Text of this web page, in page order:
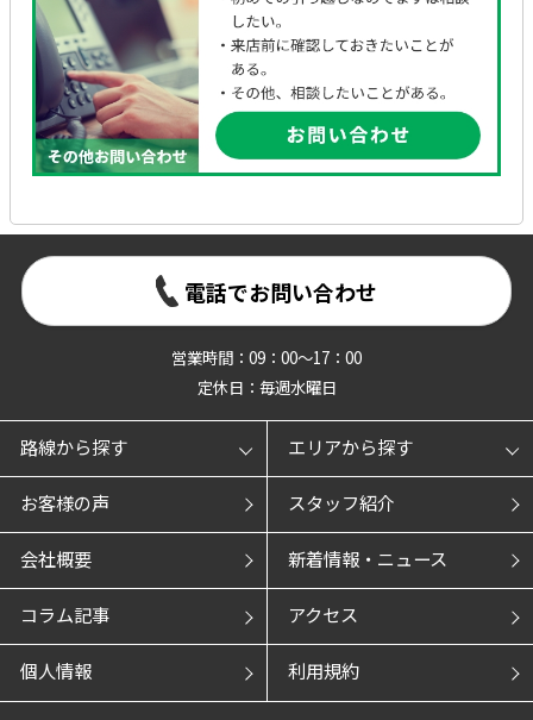
電話でお問い合わせ
営業時間：09：00～17：00
定休日：毎週水曜日
路線から探す エリアから探す
お客様の声 スタッフ紹介
会社概要 新着情報・ニュース
コラム記事 アクセス
個人情報 利用規約